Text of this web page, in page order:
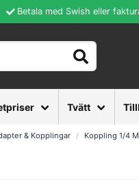
Betala med Swish eller
Tvätt
& Kopplingar Koppling 1/4